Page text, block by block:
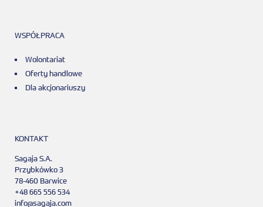
WSPÓŁPRACA
Wolontariat
Oferty handlowe
Dla akcjonariuszy
KONTAKT
Sagaja S.A.
Przybkówko 3
78-460 Barwice
+48 665 556 534
info@sagaja.com